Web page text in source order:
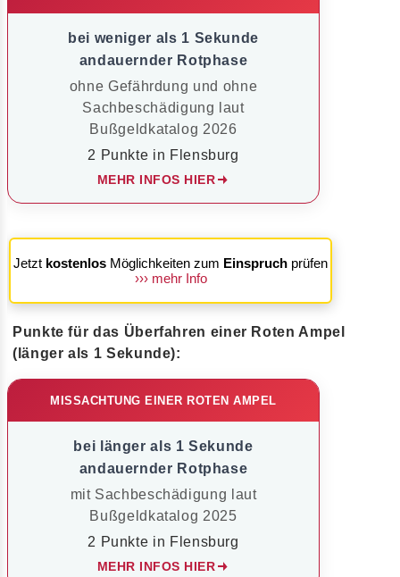
bei weniger als 1 Sekunde
andauernder Rotphase
ohne Gefährdung und ohne
Sachbeschädigung laut
Bußgeldkatalog 2026
2 Punkte in Flensburg
MEHR INFOS HIER
Jetzt kostenlos Möglichkeiten zum Einspruch prüfen
››› mehr Info
Punkte für das Überfahren einer Roten Ampel
(länger als 1 Sekunde):
MISSACHTUNG EINER ROTEN AMPEL
bei länger als 1 Sekunde
andauernder Rotphase
mit Sachbeschädigung laut
Bußgeldkatalog 2025
2 Punkte in Flensburg
MEHR INFOS HIER